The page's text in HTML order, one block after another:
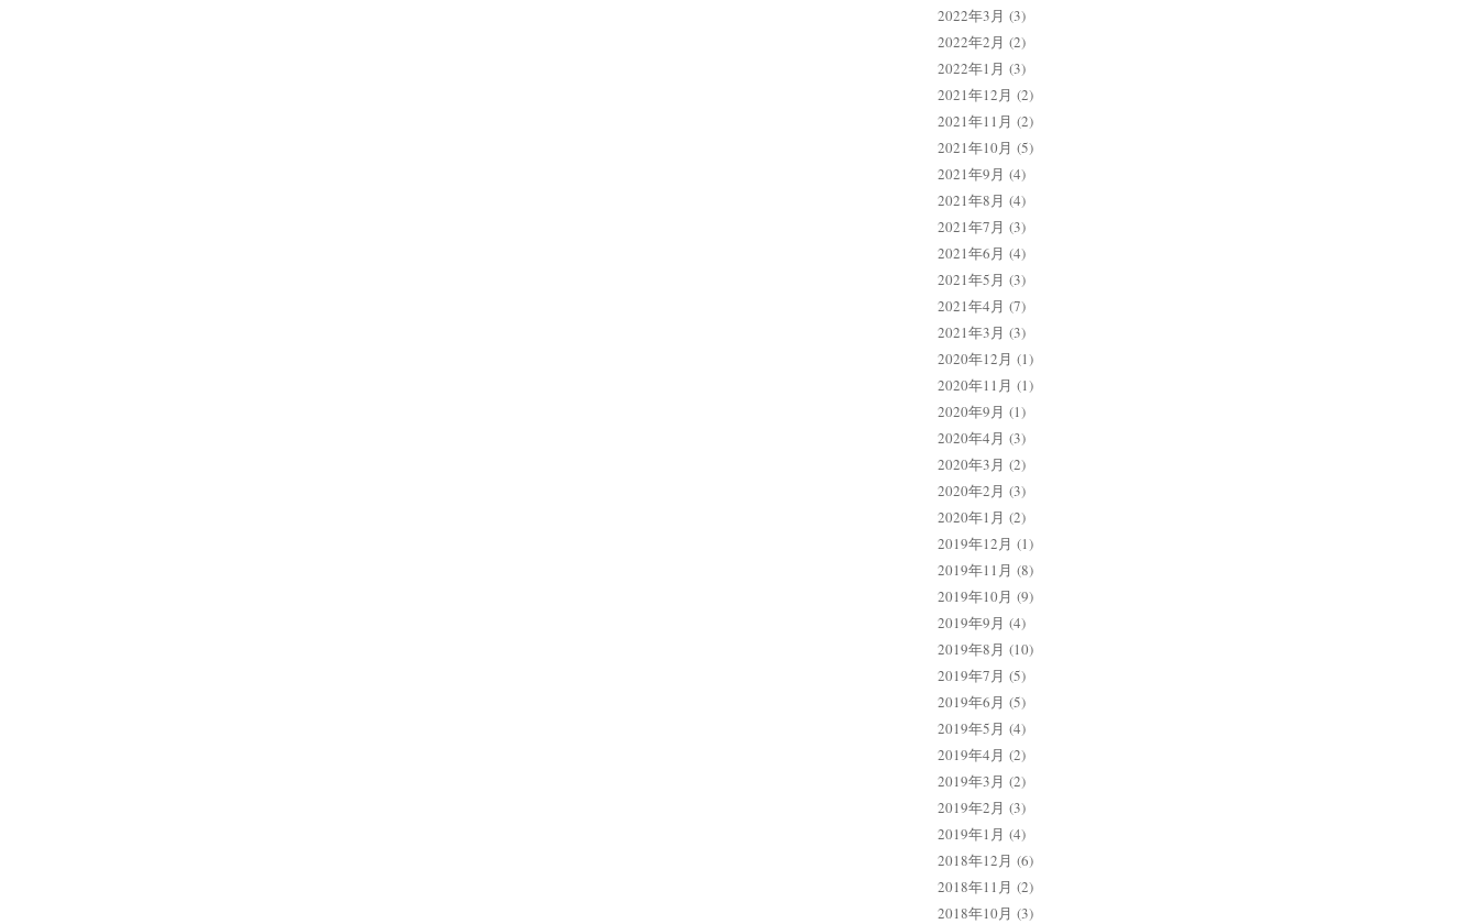
2022年3月 (3)
2022年2月 (2)
2022年1月 (3)
2021年12月 (2)
2021年11月 (2)
2021年10月 (5)
2021年9月 (4)
2021年8月 (4)
2021年7月 (3)
2021年6月 (4)
2021年5月 (3)
2021年4月 (7)
2021年3月 (3)
2020年12月 (1)
2020年11月 (1)
2020年9月 (1)
2020年4月 (3)
2020年3月 (2)
2020年2月 (3)
2020年1月 (2)
2019年12月 (1)
2019年11月 (8)
2019年10月 (9)
2019年9月 (4)
2019年8月 (10)
2019年7月 (5)
2019年6月 (5)
2019年5月 (4)
2019年4月 (2)
2019年3月 (2)
2019年2月 (3)
2019年1月 (4)
2018年12月 (6)
2018年11月 (2)
2018年10月 (3)